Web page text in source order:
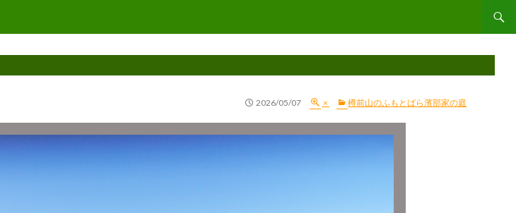
2026/05/07 × 樽前山のふもとばら濱部家の庭